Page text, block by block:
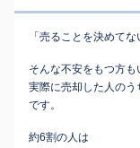
「売ることを決めて
そんな不安をもつ方も
実際に売却した人の
です。
約6割の人は